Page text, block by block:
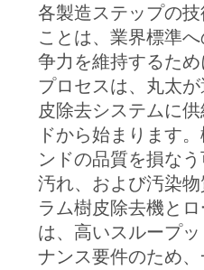
各製造ステップの
ことは、業界標準
争力を維持するため
プロセスは、丸太
皮除去システムに
ドから始まります
ンドの品質を損なう
汚れ、および汚染
ラム樹皮除去機と
は、高いスループ
ナンス要件のため